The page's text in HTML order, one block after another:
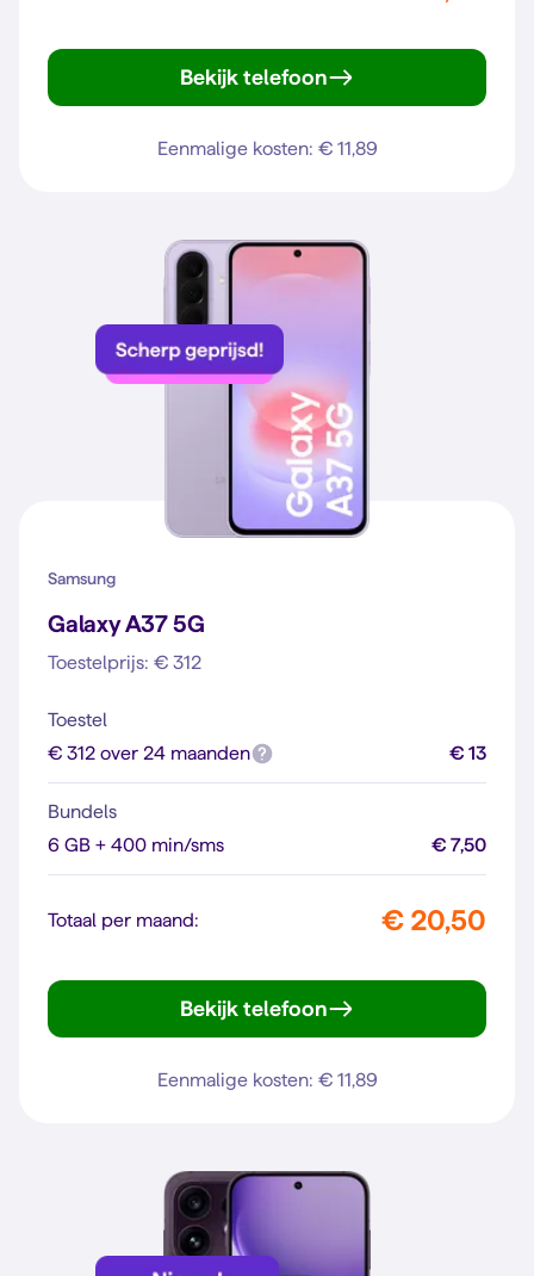
Bekijk telefoon
Eenmalige kosten: € 11,89
Samsung
Galaxy A37 5G
Toestelprijs: € 312
Toestel
€ 312 over 24 maanden
€ 13
Bundels
6 GB + 400 min/sms
€ 7,50
Totaal per maand: € 20,50
Bekijk telefoon
Eenmalige kosten: € 11,89